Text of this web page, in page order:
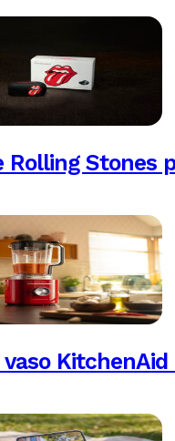
Rolling Stones